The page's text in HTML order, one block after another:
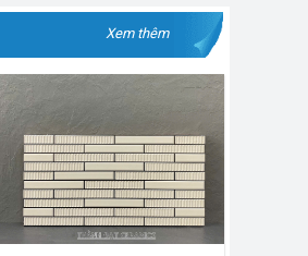
Xem thêm